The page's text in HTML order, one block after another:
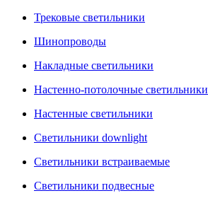
Трековые светильники
Шинопроводы
Накладные светильники
Настенно-потолочные светильники
Настенные светильники
Светильники downlight
Светильники встраиваемые
Светильники подвесные